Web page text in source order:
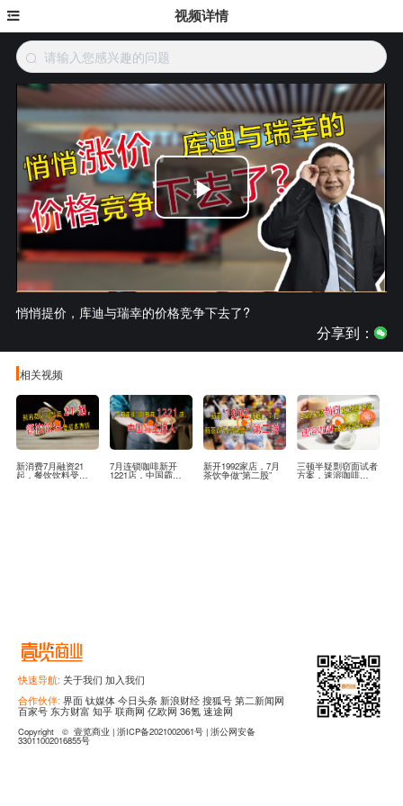
视频详情
Play
Video
悄悄提价，库迪与瑞幸的价格竞争下去了?
分享到：
相关视频
新消费7月融资21
起，餐饮饮料受资本
7月连锁咖啡新开
1221店，中国霸主换
新开1992家店，7月
茶饮争做“第二股”
三顿半疑剽窃面试者
方案，速溶咖啡已经
快速导航: 关于我们 加入我们
合作伙伴: 界面 钛媒体 今日头条 新浪财经 搜狐号 第二新闻网
百家号 东方财富 知乎 联商网 亿欧网 36氪 速途网
Copyright © 壹览商业 | 浙ICP备2021002061号 | 浙公网安备
33011002016855号